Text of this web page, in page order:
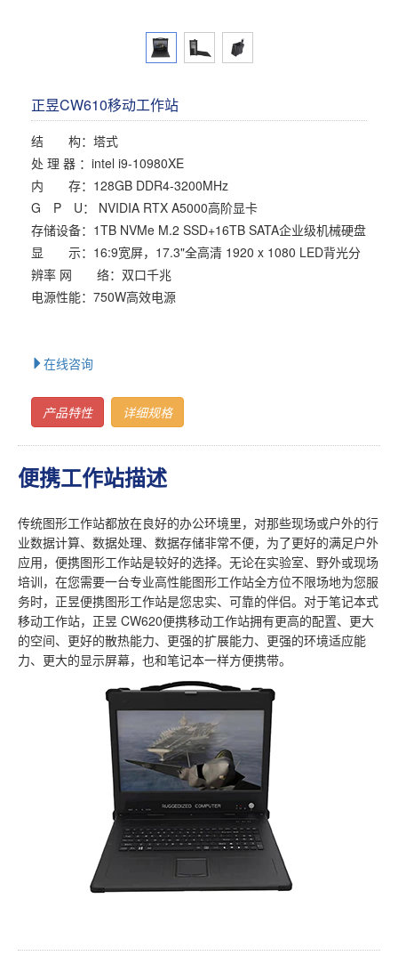
正昱CW610移动工作站
结 构：塔式
处 理 器 ：intel i9-10980XE
内 存：128GB DDR4-3200MHz
G P U： NVIDIA RTX A5000高阶显卡
存储设备：1TB NVMe M.2 SSD+16TB SATA企业级机械硬盘
显 示：16:9宽屏，17.3"全高清 1920 x 1080 LED背光分
辨率 网 络：双口千兆
电源性能：750W高效电源
在线咨询
产品特性 详细规格
便携工作站描述
传统图形工作站都放在良好的办公环境里，对那些现场或户外的行
业数据计算、数据处理、数据存储非常不便，为了更好的满足户外
应用，便携图形工作站是较好的选择。无论在实验室、野外或现场
培训，在您需要一台专业高性能图形工作站全方位不限场地为您服
务时，正昱便携图形工作站是您忠实、可靠的伴侣。对于笔记本式
移动工作站，正昱 CW620便携移动工作站拥有更高的配置、更大
的空间、更好的散热能力、更强的扩展能力、更强的环境适应能
力、更大的显示屏幕，也和笔记本一样方便携带。